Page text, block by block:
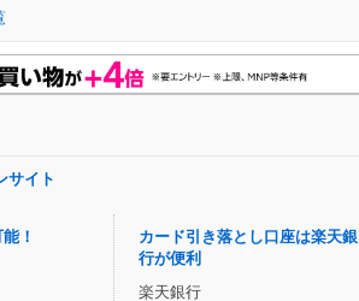
サイト
！
カード引き落とし口座は楽天銀
行が便利
楽天銀行